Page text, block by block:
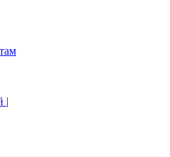
|